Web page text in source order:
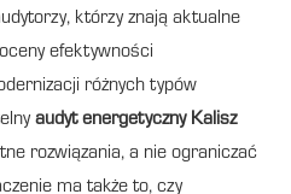
którzy znają aktualne
efektywności
różnych typów
audyt energetyczny Kalisz
rozwiązania, a nie ograniczać
ma także to, czy